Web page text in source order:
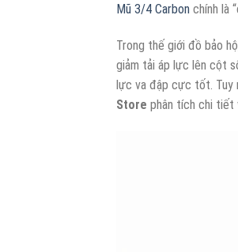
Mũ 3/4 Carbon chính là
Trong thế giới đồ bảo
giảm tải áp lực lên cột
lực va đập cực tốt. Tuy
Store phân tích chi tiết